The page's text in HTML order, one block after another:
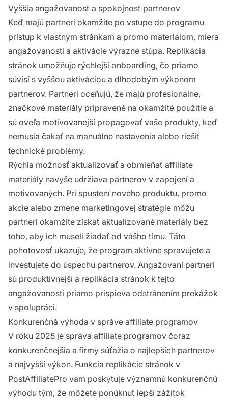
Vyššia angažovanosť a spokojnosť partnerov
Keď majú partneri okamžite po vstupe do programu
prístup k vlastným stránkam a promo materiálom, miera
angažovanosti a aktivácie výrazne stúpa. Replikácia
stránok umožňuje rýchlejší onboarding, čo priamo
súvisí s vyššou aktiváciou a dlhodobým výkonom
partnerov. Partneri oceňujú, že majú profesionálne,
značkové materiály pripravené na okamžité použitie a
sú oveľa motivovanejší propagovať vaše produkty, keď
nemusia čakať na manuálne nastavenia alebo riešiť
technické problémy.
Rýchla možnosť aktualizovať a obmieňať affiliate
materiály navyše udržiava partnerov v zapojení a
motivovaných. Pri spustení nového produktu, promo
akcie alebo zmene marketingovej stratégie môžu
partneri okamžite získať aktualizované materiály bez
toho, aby ich museli žiadať od vášho tímu. Táto
pohotovosť ukazuje, že program aktívne spravujete a
investujete do úspechu partnerov. Angažovaní partneri
sú produktívnejší a replikácia stránok k tejto
angažovanosti priamo prispieva odstránením prekážok
v spolupráci.
Konkurenčná výhoda v správe affiliate programov
V roku 2025 je správa affiliate programov čoraz
konkurenčnejšia a firmy súťažia o najlepších partnerov
a najvyšší výkon. Funkcia replikácie stránok v
PostAffiliatePro vám poskytuje významnú konkurenčnú
výhodu tým, že môžete ponúknuť lepší zážitok